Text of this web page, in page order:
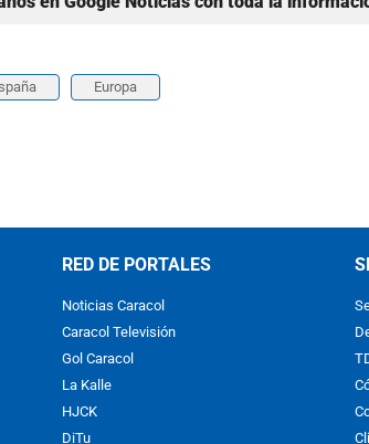
Europa
RED DE PORTALES
Noticias Caracol
Caracol Televisión
Gol Caracol
La Kalle
HJCK
DiTu